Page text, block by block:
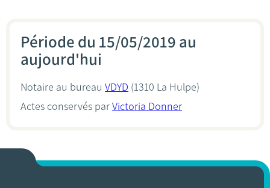
Période du 15/05/2019 au
aujourd'hui
Notaire au bureau VDYD (1310 La Hulpe)
Actes conservés parVictoria Donner